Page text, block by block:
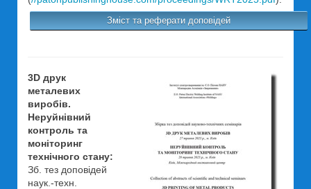
Зміст та реферати доповідей
3D друк
металевих
виробів.
Неруйнівний
контроль та
моніторинг
технічного стану:
Зб. тез доповідей
наук.-техн.